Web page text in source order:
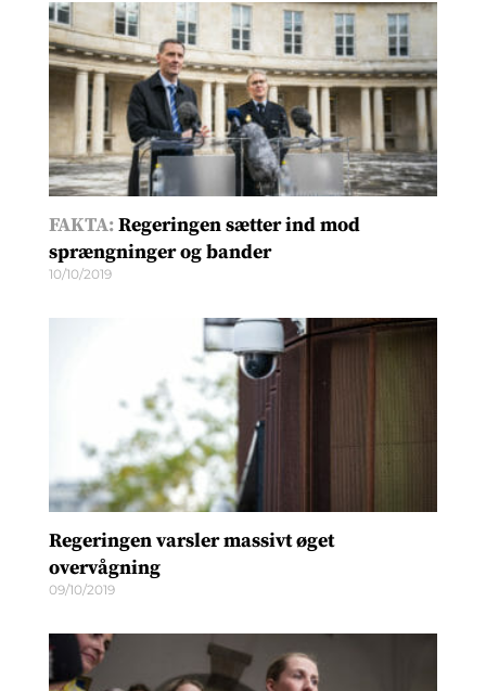
FAKTA:Regeringen sætter ind mod
sprængninger og bander
10/10/2019
Regeringen varsler massivt øget
overvågning
09/10/2019